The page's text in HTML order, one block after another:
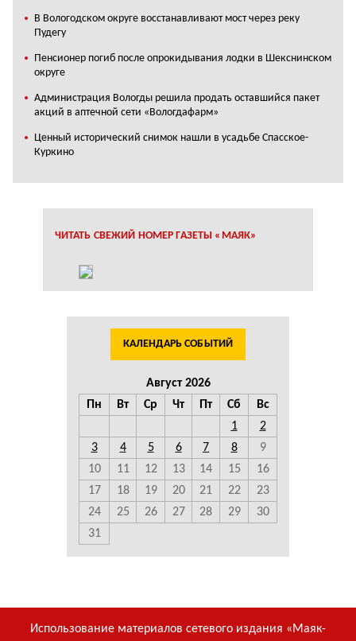
В Вологодском округе восстанавливают мост через реку
Пудегу
Пенсионер погиб после опрокидывания лодки в Шекснинском
округе
Администрация Вологды решила продать оставшийся пакет
акций в аптечной сети «Вологдафарм»
Ценный исторический снимок нашли в усадьбе Спасское-
Куркино
ЧИТАТЬ СВЕЖИЙ НОМЕР ГАЗЕТЫ «МАЯК»
КАЛЕНДАРЬ СОБЫТИЙ
Август 2026
Пн
Вт Ср Чт Пт Сб
Вс
1
2
3
4 5 6 7 8
9
10
11 12 13 14 15
16
17
18 19 20 21 22
23
24
25 26 27 28 29
30
31
Использование материалов сетевого издания «Маяк-